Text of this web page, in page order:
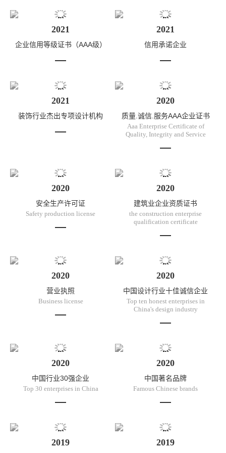
2021
企业信用等级证书（AAA级）
2021
信用承诺企业
2021
装饰行业杰出专项设计机构
2020
质量.诚信.服务AAA企业证书
Aaa Enterprise Certificate of
Quality, Integrity and Service
2020
安全生产许可证
Safety production license
2020
建筑业企业资质证书
the construction enterprise
qualification certificate
2020
营业执照
Business license
2020
中国设计行业十佳诚信企业
Top ten honest enterprises in
China's design industry
2020
中国行业30强企业
Top 30 enterprises in China
2020
中国著名品牌
Famous Chinese brands
2019 2019